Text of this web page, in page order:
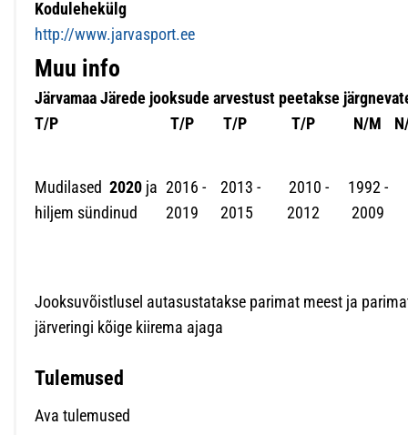
Kodulehekülg
http://www.jarvasport.ee
Muu info
Järvamaa Järede jooksude arvestust peetakse
T/P
T/P T/P T/P N/M
Mudilased 2020 ja
hiljem sündinud
2016 -
2019
2013 -
2015
2010 -
2012
1992 -
2009
Jooksuvõistlusel autasustatakse parimat meest ja
järveringi kõige kiirema ajaga
Tulemused
Ava tulemused